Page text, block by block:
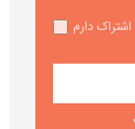
اشتراک دارم